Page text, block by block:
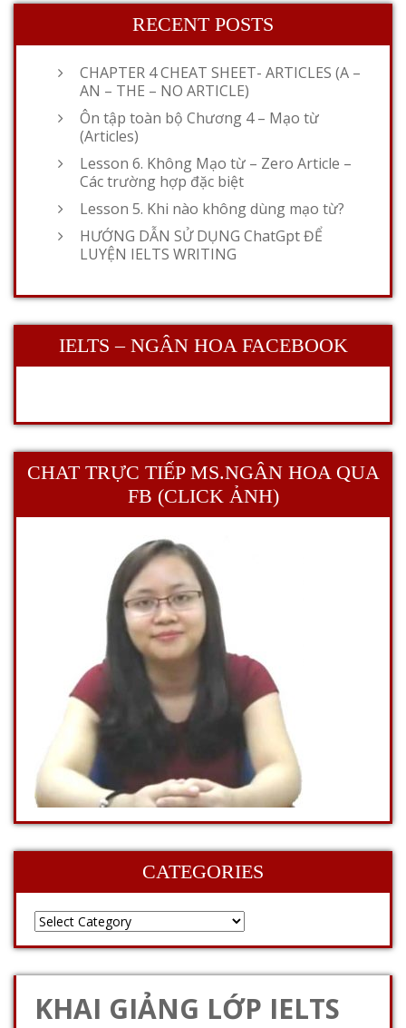
RECENT POSTS
CHAPTER 4 CHEAT SHEET- ARTICLES (A –
AN – THE – NO ARTICLE)
Ôn tập toàn bộ Chương 4 – Mạo từ
(Articles)
Lesson 6. Không Mạo từ – Zero Article –
Các trường hợp đặc biệt
Lesson 5. Khi nào không dùng mạo từ?
HƯỚNG DẪN SỬ DỤNG ChatGpt ĐỂ
LUYỆN IELTS WRITING
IELTS – NGÂN HOA FACEBOOK
CHAT TRỰC TIẾP MS.NGÂN HOA QUA
FB (CLICK ẢNH)
CATEGORIES
KHAI GIẢNG LỚP IELTS